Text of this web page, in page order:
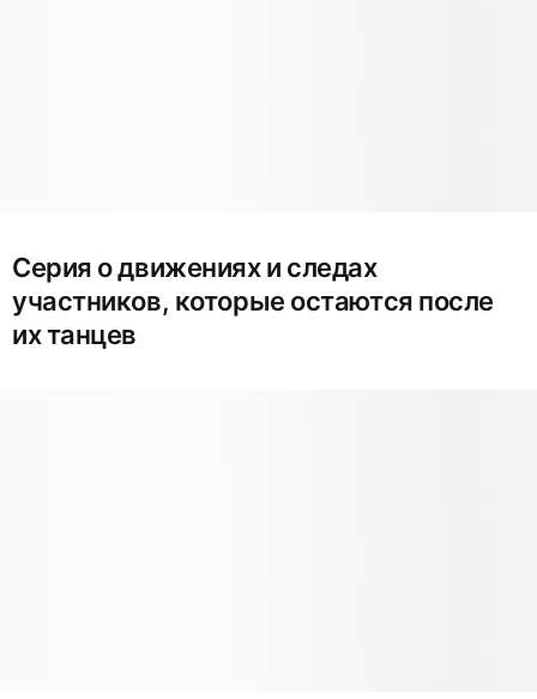
Серия о движениях и следах
участников, которые остаются после
их танцев